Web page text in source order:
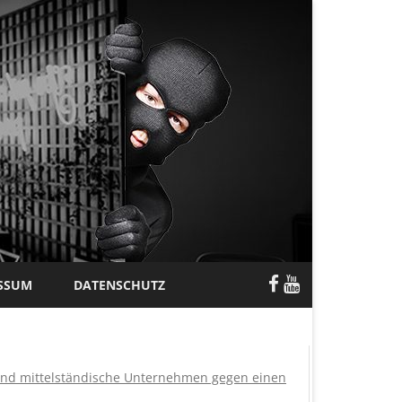
DATENSCHUTZ
mittelständische Unternehmen gegen einen